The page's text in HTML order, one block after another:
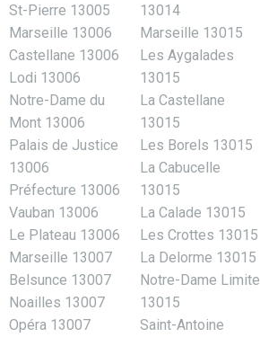
St-Pierre 13005
Marseille 13006
Castellane 13006
Lodi 13006
Notre-Dame du
Mont 13006
Palais de Justice
13006
Préfecture 13006
Vauban 13006
Le Plateau 13006
Marseille 13007
Belsunce 13007
Noailles 13007
Opéra 13007
13014
Marseille 13015
Les Aygalades
13015
La Castellane
13015
Les Borels 13015
La Cabucelle
13015
La Calade 13015
Les Crottes 13015
La Delorme 13015
Notre-Dame Limite
13015
Saint-Antoine